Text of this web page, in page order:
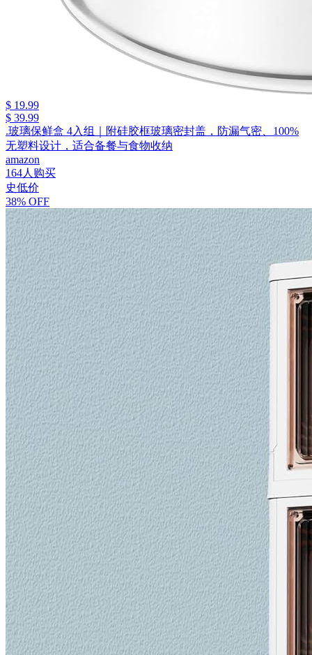
$ 19.99
$ 39.99
.玻璃保鲜盒 4入组｜附硅胶框玻璃密封盖，防漏气密、100%
无塑料设计，适合备餐与食物收纳
amazon
164人购买
史低价
38% OFF